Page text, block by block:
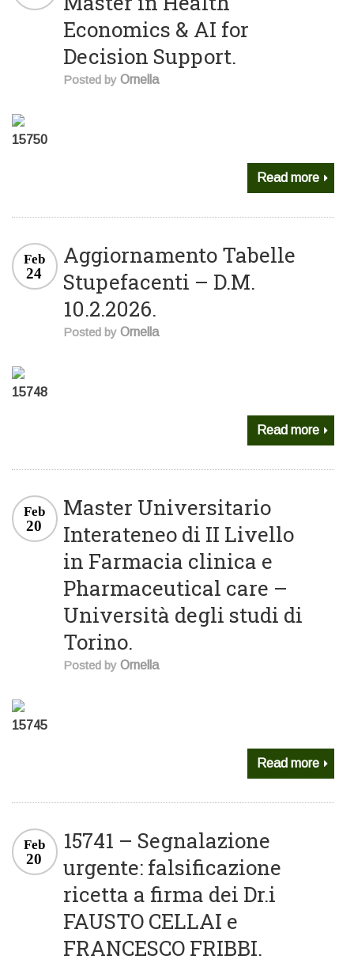
Economics & AI for
Decision Support.
Posted by Ornella
15750
Read more
Aggiornamento Tabelle
Stupefacenti – D.M.
10.2.2026.
Feb
24
Posted by Ornella
15748
Read more
Master Universitario
Interateneo di II Livello
in Farmacia clinica e
Pharmaceutical care –
Università degli studi di
Torino.
Feb
20
Posted by Ornella
15745
Read more
15741 – Segnalazione
urgente: falsificazione
ricetta a firma dei Dr.i
FAUSTO CELLAI e
FRANCESCO FRIBBI.
Feb
20